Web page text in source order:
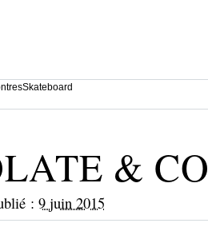
Skateboard
&
: 9 juin 2015